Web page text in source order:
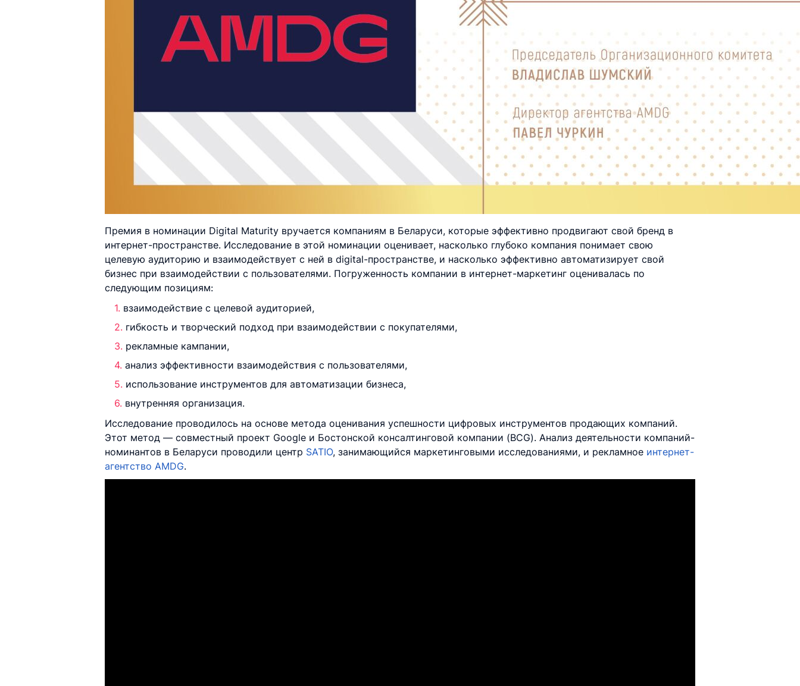
Премия в номинации Digital Maturity вручается компаниям в Беларуси, которые эффективно продвигают свой бренд в
интернет-пространстве. Исследование в этой номинации оценивает, насколько глубоко компания понимает свою
целевую аудиторию и взаимодействует с ней в digital-пространстве, и насколько эффективно автоматизирует свой
бизнес при взаимодействии с пользователями. Погруженность компании в интернет-маркетинг оценивалась по
следующим позициям:
взаимодействие с целевой аудиторией,
гибкость и творческий подход при взаимодействии с покупателями,
рекламные кампании,
анализ эффективности взаимодействия с пользователями,
использование инструментов для автоматизации бизнеса,
внутренняя организация.
Исследование проводилось на основе метода оценивания успешности цифровых инструментов продающих компаний.
Этот метод — совместный проект Google и Бостонской консалтинговой компании (BCG). Анализ деятельности компаний-
номинантов в Беларуси проводили центр SATIO, занимающийся маркетинговыми исследованиями, и рекламное интернет-
агентство AMDG.